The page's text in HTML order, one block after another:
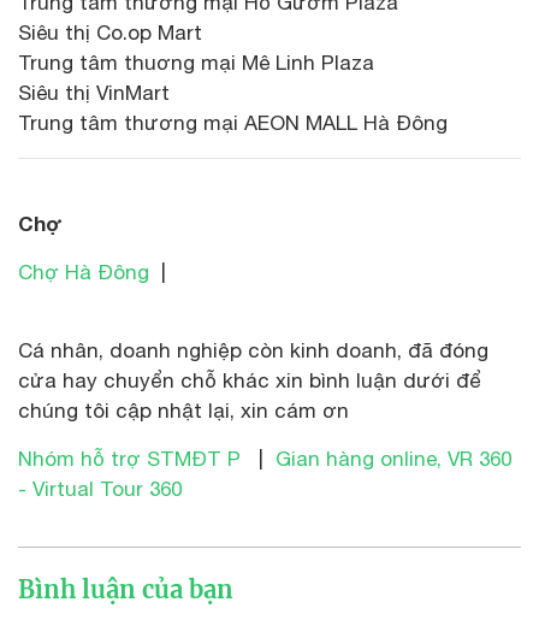
Siêu thị Co.op Mart
Trung tâm thuơng mại Mê Linh Plaza
Siêu thị VinMart
Trung tâm thương mại AEON MALL Hà Đông
Chợ
Chợ Hà Đông
Cá nhân, doanh nghiệp còn kinh doanh, đã đóng
cửa hay chuyển chỗ khác xin bình luận dưới để
chúng tôi cập nhật lại, xin cám ơn
Nhóm hỗ trợ STMĐT P
Gian hàng online, VR 360
- Virtual Tour 360
Bình luận của bạn